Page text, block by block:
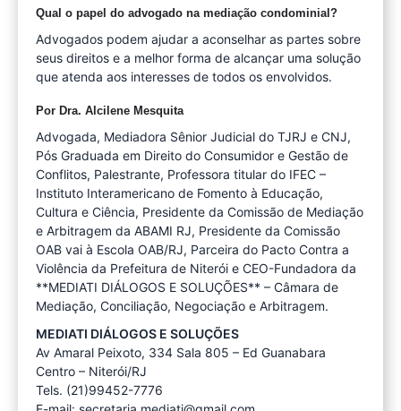
Qual o papel do advogado na mediação condominial?
Advogados podem ajudar a aconselhar as partes sobre
seus direitos e a melhor forma de alcançar uma solução
que atenda aos interesses de todos os envolvidos.
Por Dra. Alcilene Mesquita
Advogada, Mediadora Sênior Judicial do TJRJ e CNJ,
Pós Graduada em Direito do Consumidor e Gestão de
Conflitos, Palestrante, Professora titular do IFEC –
Instituto Interamericano de Fomento à Educação,
Cultura e Ciência, Presidente da Comissão de Mediação
e Arbitragem da ABAMI RJ, Presidente da Comissão
OAB vai à Escola OAB/RJ, Parceira do Pacto Contra a
Violência da Prefeitura de Niterói e CEO-Fundadora da
**MEDIATI DIÁLOGOS E SOLUÇÕES** – Câmara de
Mediação, Conciliação, Negociação e Arbitragem.
MEDIATI DIÁLOGOS E SOLUÇÕES
Av Amaral Peixoto, 334 Sala 805 – Ed Guanabara
Centro – Niterói/RJ
Tels. (21)99452-7776